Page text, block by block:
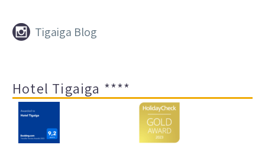

 Tigaiga Blog
Hotel Tigaiga ****